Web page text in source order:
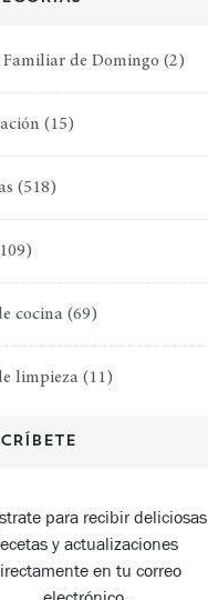
Familiar de Domingo (2)
(15)
(518)
cocina (69)
limpieza (11)
para recibir deliciosas
y actualizaciones
en tu correo